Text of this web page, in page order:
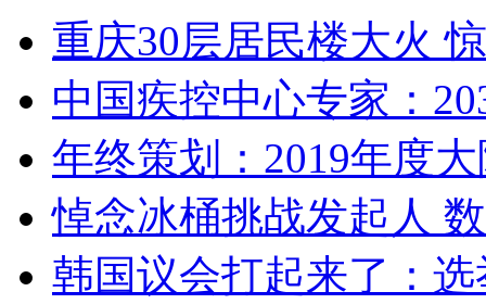
重庆30层居民楼大火
中国疾控中心专家：
年终策划：2019年度
悼念冰桶挑战发起人
韩国议会打起来了：